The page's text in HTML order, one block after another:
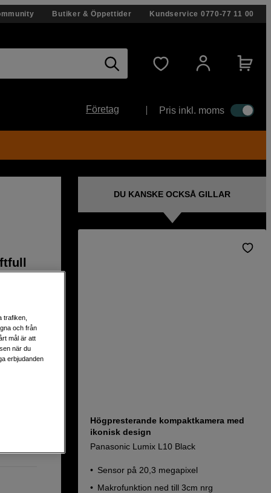
Butiker & Öppettider Kundservice 0770-77 11 00
Företag Pris inkl. moms
DU KANSKE OCKSÅ GILLAR
Högpresterande kompaktkamera med
ikonisk design
Panasonic Lumix L10 Black
Sensor på 20,3 megapixel
Makrofunktion ned till 3cm nrg
trafiken,
och från
mål är att
när du
erbjudanden